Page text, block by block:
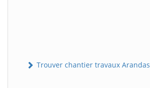
Trouver chantier travaux Arandas